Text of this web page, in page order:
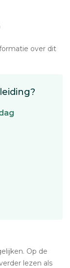
over dit
Op de
lezen als